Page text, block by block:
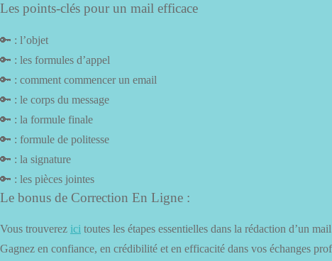
Les points-clés pour un mail efficace
🔑 : l’objet
🔑 : les formules d’appel
🔑 : comment commencer un email
🔑 : le corps du message
🔑 : la formule finale
🔑 : formule de politesse
🔑 : la signature
🔑 : les pièces jointes
Le bonus de Correction En Ligne :
Vous trouverez ici toutes les étapes essentielles dans la rédaction d’un
Gagnez en confiance, en crédibilité et en efficacité dans vos échanges